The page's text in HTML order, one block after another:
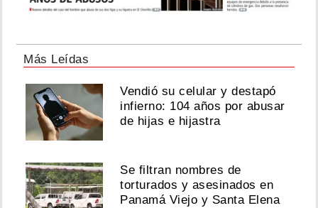
Más Leídas
Vendió su celular y destapó
infierno: 104 años por abusar
de hijas e hijastra
Se filtran nombres de
torturados y asesinados en
Panamá Viejo y Santa Elena